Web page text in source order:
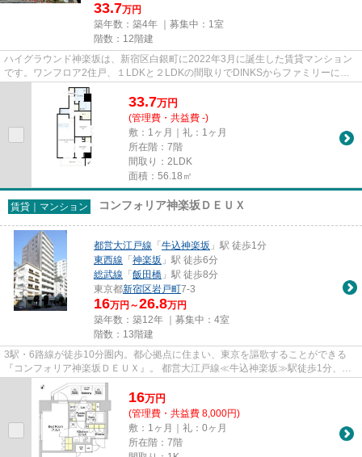
33.7万円
築年数：築4年 ｜募集中： 1室
階数：12階建
ハイグラウンド神楽坂は、新宿区白銀町に2022年3月に誕生した賃貸マンション
です。ワンフロア2住戸、１LDKと２LDKの間取りでDINKSからファミリーに対
応しています。カウンターキッチン...
33.7万円
(管理費・共益費 -)
敷：1ヶ月｜礼：1ヶ月
所在階：7階
間取り：2LDK
面積：56.18㎡
賃貸｜マンション コンフォリア神楽坂ＤＥＵＸ
都営大江戸線 「 牛込神楽坂 」駅 徒歩1分
東西線 「 神楽坂 」駅 徒歩6分
総武線 「 飯田橋 」駅 徒歩8分
東京都新宿区岩戸町7-3
16万円～26.8万円
築年数：築12年 ｜募集中： 4室
階数：13階建
3駅・6路線が徒歩10分圏内。都心拠点に住まい、東京を謳歌することができる
『コンフォリア神楽坂ＤＥＵＸ』。 都営大江戸線≪牛込神楽坂≫駅徒歩1分、神
楽坂商店街も徒歩圏内とライフス...
16万円
(管理費・共益費 8,000円)
敷：1ヶ月｜礼：0ヶ月
所在階：7階